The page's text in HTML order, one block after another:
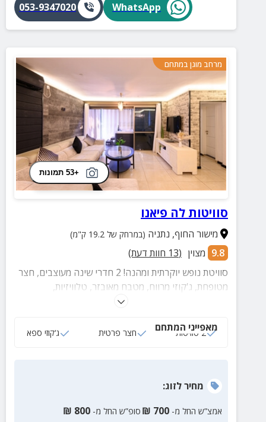
WhatsApp
053-9347020
מרחב מוגן במתחם
+53 תמונות
סוויטות לה פיאנו
מישור החוף, נתניה (במרחק של 19.2 ק"מ)
9.8 מצוין (
13 חוות דעת)
סוויטת נופש יוקרתית ומהנה! 2 חדרי שינה מעוצבים, חצר
מטופחת, ג'קוזי מרווח, מטבח מאובזר, טלוויזיות,
נטפליקס, תאורה רומנטית, חדר רחצה מפנק ועוד.
מאפייני המתחם
2 סוויטות חצר פרטית ג‘קוזי ספא
מחירלזוג:
אמצ”ש החל מ- 700
₪ סופ”ש החל מ- 800
₪